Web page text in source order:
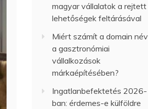
magyar vállalatok a rejtett
lehetőségek feltárásával
Miért számít a domain név
a gasztronómiai
vállalkozások
márkaépítésében?
Ingatlanbefektetés 2026-
ban: érdemes-e külföldre